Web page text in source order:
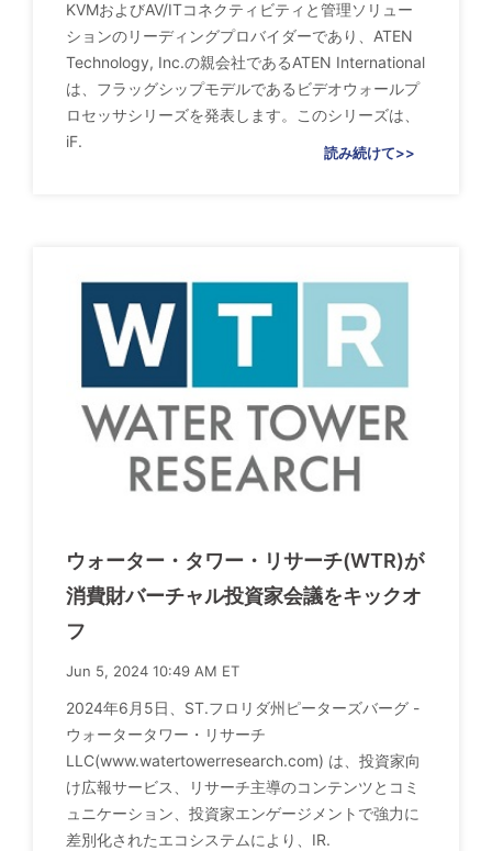
KVMおよびAV/ITコネクティビティと管理ソリュー
ションのリーディングプロバイダーであり、ATEN
Technology, Inc.の親会社であるATEN International
は、フラッグシップモデルであるビデオウォールプ
ロセッサシリーズを発表します。このシリーズは、
iF.
読み続けて>>
ウォーター・タワー・リサーチ(WTR)が
消費財バーチャル投資家会議をキックオ
フ
Jun 5, 2024 10:49 AM ET
2024年6月5日、ST.フロリダ州ピーターズバーグ -
ウォータータワー・リサーチ
LLC(www.watertowerresearch.com) は、投資家向
け広報サービス、リサーチ主導のコンテンツとコミ
ュニケーション、投資家エンゲージメントで強力に
差別化されたエコシステムにより、IR.